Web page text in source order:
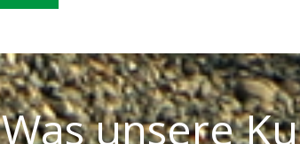
Was unsere